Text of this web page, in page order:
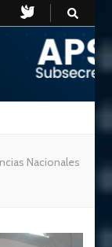
Nacionales